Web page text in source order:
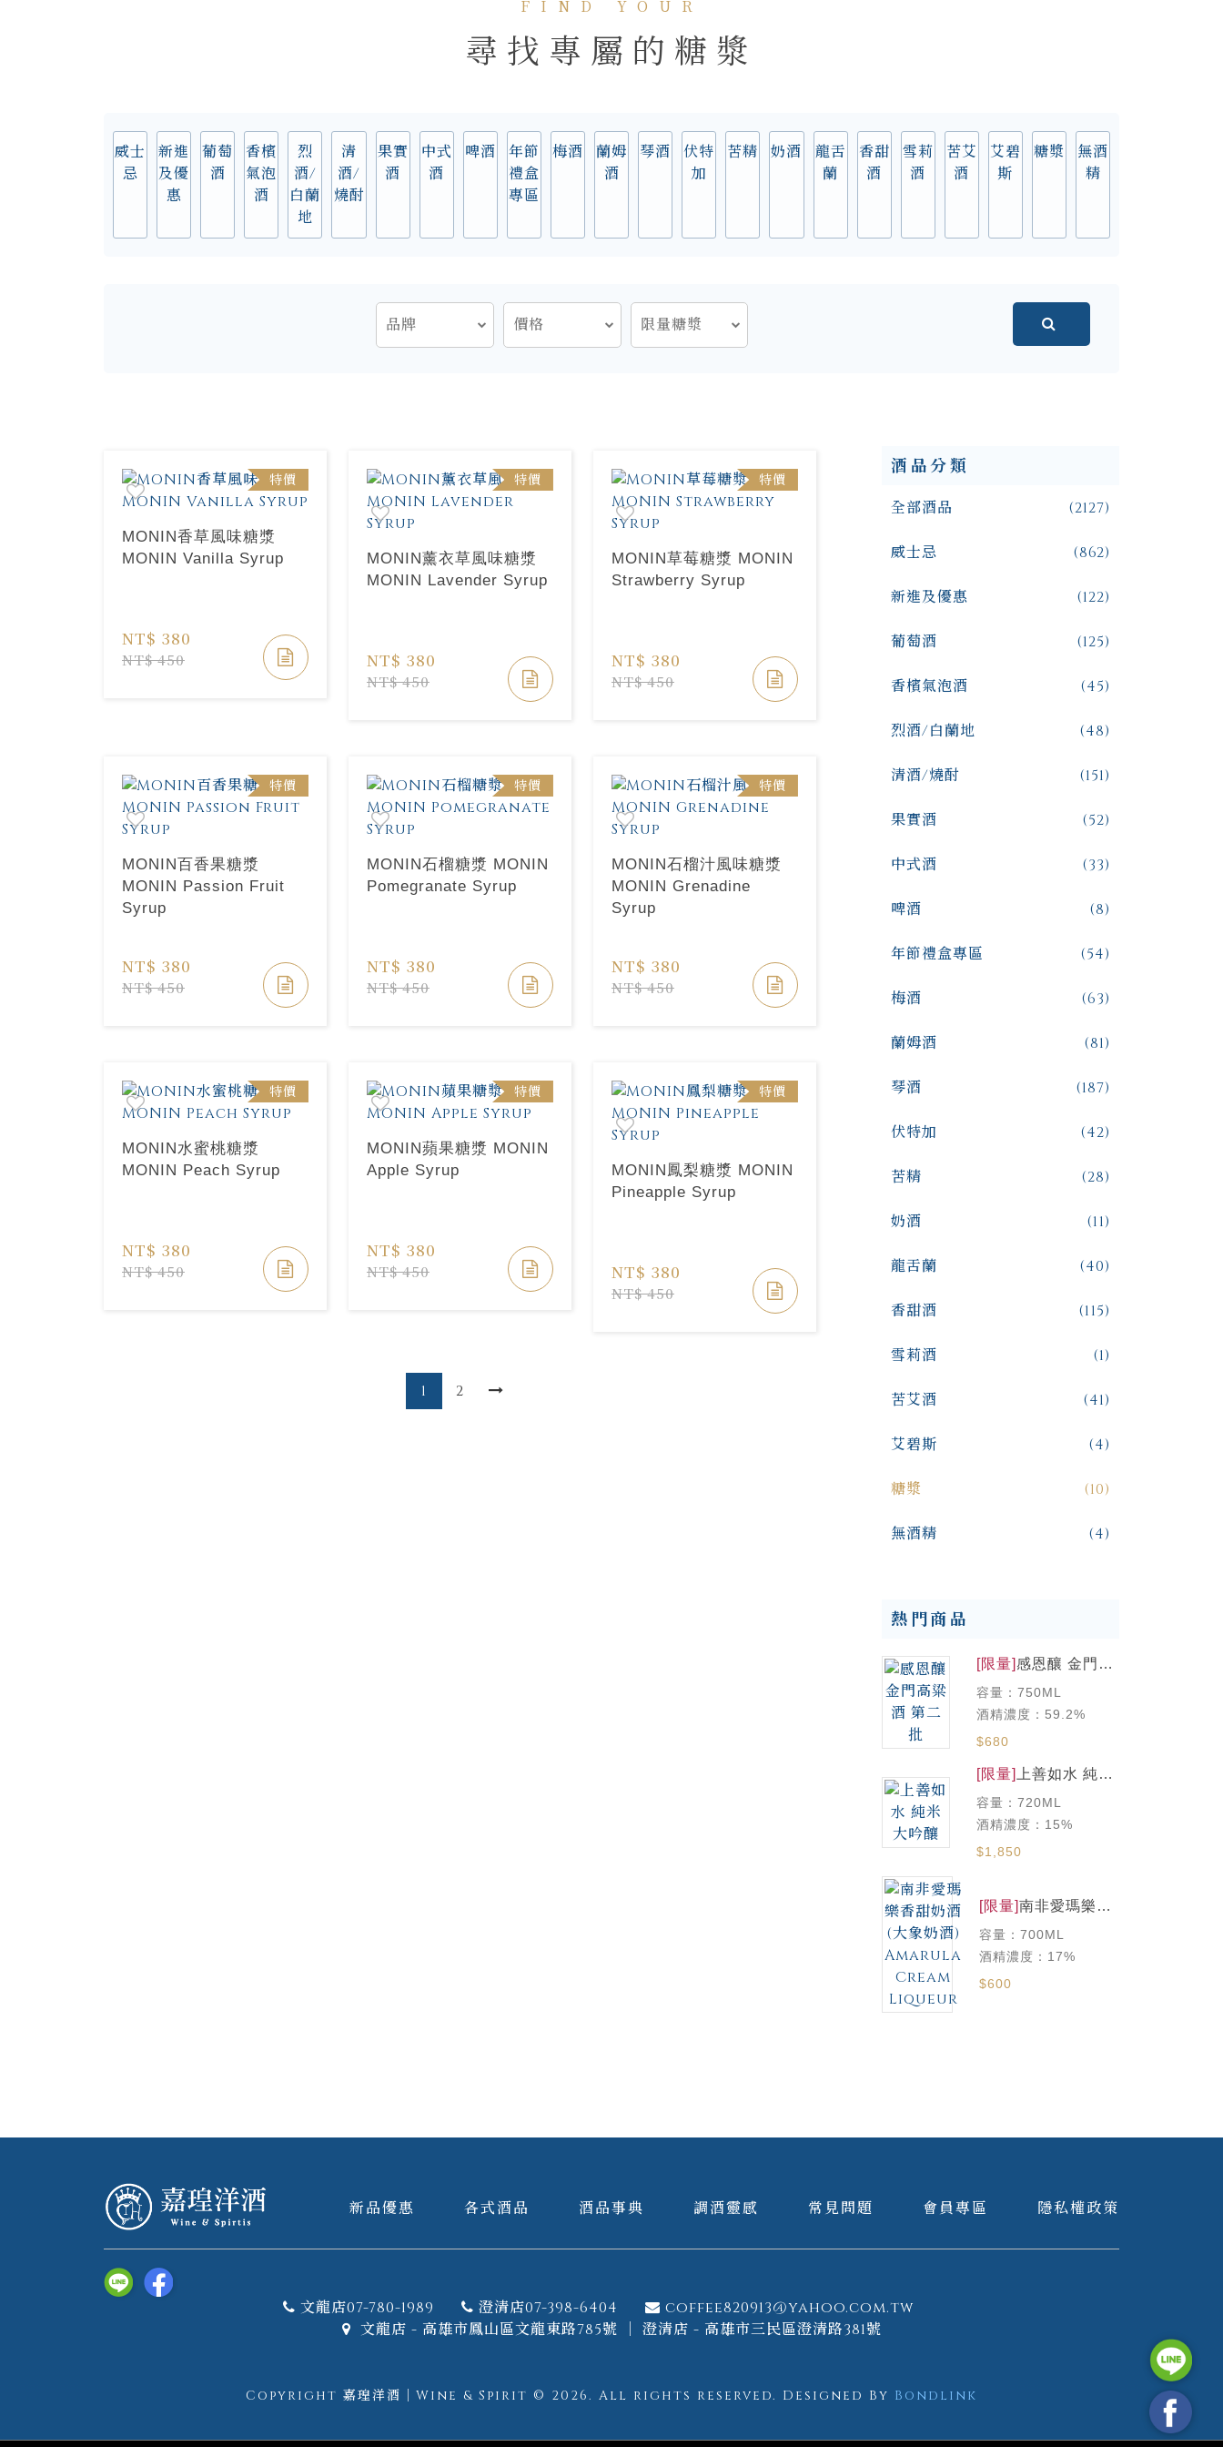
FIND YOUR
尋找專屬的糖漿
威士
忌
新進
及優
惠
葡萄
酒
香檳
氣泡
酒
烈
酒/
白蘭
地
清
酒/
燒酎
果實
酒
中式
酒
啤酒
年節
禮盒
專區
梅酒
蘭姆
酒
琴酒
伏特
加
苦精 奶酒
龍舌
蘭
香甜
酒
雪莉
酒
苦艾
酒
艾碧
斯
糖漿
無酒
精
品牌 價格 限量糖漿
特價
MONIN香草風味糖漿
MONIN Vanilla Syrup
NT$ 380
NT$ 450
特價
MONIN薰衣草風味糖漿
MONIN Lavender Syrup
NT$ 380
NT$ 450
特價
MONIN草莓糖漿 MONIN
Strawberry Syrup
NT$ 380
NT$ 450
特價
MONIN百香果糖漿
MONIN Passion Fruit
Syrup
NT$ 380
NT$ 450
特價
MONIN石榴糖漿 MONIN
Pomegranate Syrup
NT$ 380
NT$ 450
特價
MONIN石榴汁風味糖漿
MONIN Grenadine
Syrup
NT$ 380
NT$ 450
特價
MONIN水蜜桃糖漿
MONIN Peach Syrup
NT$ 380
NT$ 450
特價
MONIN蘋果糖漿 MONIN
Apple Syrup
NT$ 380
NT$ 450
特價
MONIN鳳梨糖漿 MONIN
Pineapple Syrup
NT$ 380
NT$ 450
1 2
酒品分類
全部酒品 (2127)
威士忌 (862)
新進及優惠 (122)
葡萄酒 (125)
香檳氣泡酒 (45)
烈酒/白蘭地 (48)
清酒/燒酎 (151)
果實酒 (52)
中式酒 (33)
啤酒 (8)
年節禮盒專區 (54)
梅酒 (63)
蘭姆酒 (81)
琴酒 (187)
伏特加 (42)
苦精 (28)
奶酒 (11)
龍舌蘭 (40)
香甜酒 (115)
雪莉酒 (1)
苦艾酒 (41)
艾碧斯 (4)
糖漿 (10)
無酒精 (4)
熱門商品
[限量] 感恩釀 金門高
容量：750ML
酒精濃度：59.2%
$680
[限量]
上善如水 純米
容量：720ML
酒精濃度：15%
$1,850
[限量]南非愛瑪樂香
Amarula Cream
Liqueur
容量：700ML
酒精濃度：17%
$600
新品優惠 各式酒品 酒品事典 調酒靈感 常見問題 會員專區 隱私權政策
文龍店07-780-1989 澄清店07-398-6404
coffee820913@yahoo.com.tw
文龍店 - 高雄市鳳山區文龍東路785號 ｜ 澄清店 - 高雄市三民區澄清路381號
Copyright 嘉瑝洋酒｜Wine & Spirit © 2026. All rights reserved. Designed By Bondlink